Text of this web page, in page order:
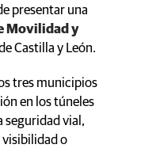
presentar una
Movilidad y
Castilla y León.
tres municipios
en los túneles
seguridad vial,
visibilidad o